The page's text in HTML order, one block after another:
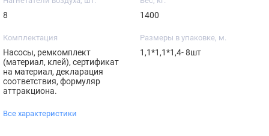
8 1400
Комплектация
Насосы, ремкомплект
(материал, клей), сертификат
на материал, декларация
соответствия, формуляр
аттракциона.
Размеры в упаковке, м.
1,1*1,1*1,4- 8шт
Все характеристики